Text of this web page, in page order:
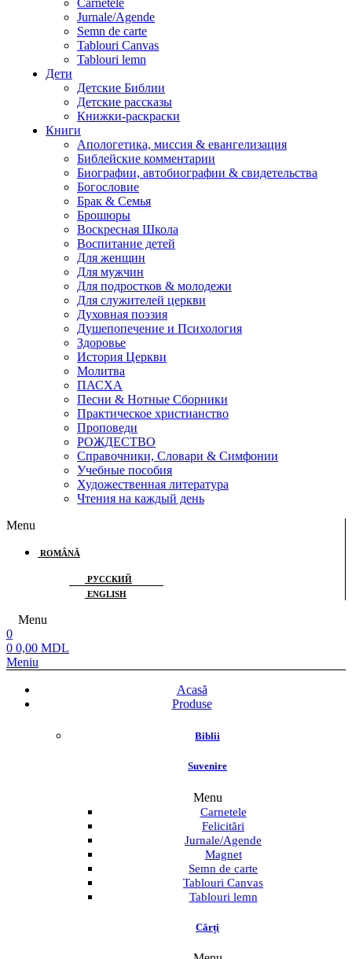
Carnetele
Jurnale/Agende
Semn de carte
Tablouri Canvas
Tablouri lemn
Дети
Детские Библии
Детские рассказы
Книжки-раскраски
Книги
Апологетика, миссия & евангелизация
Библейские комментарии
Биографии, автобиографии & свидетельства
Богословие
Брак & Семья
Брошюры
Воскресная Школа
Воспитание детей
Для женщин
Для мужчин
Для подростков & молодежи
Для служителей церкви
Духовная поэзия
Душепопечение и Психология
Здоровье
История Церкви
Молитва
ПАСХА
Песни & Нотные Сборники
Практическое христианство
Проповеди
РОЖДЕСТВО
Справочники, Словари & Симфонии
Учебные пособия
Художественная литература
Чтения на каждый день
Menu
ROMÂNĂ
РУССКИЙ
ENGLISH
Menu
0
0 0,00 MDL
Meniu
Acasă
Produse
Biblii
Suvenire
Menu
Carnetele
Felicitări
Jurnale/Agende
Magnet
Semn de carte
Tablouri Canvas
Tablouri lemn
Cărți